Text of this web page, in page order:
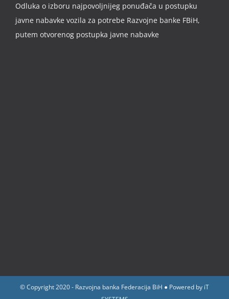
Odluka o izboru najpovoljnijeg ponuđača u postupku
javne nabavke vozila za potrebe Razvojne banke FBiH,
putem otvorenog postupka javne nabavke
© Copyright 2020 - Razvojna banka Federacija BiH ● Powered by iT